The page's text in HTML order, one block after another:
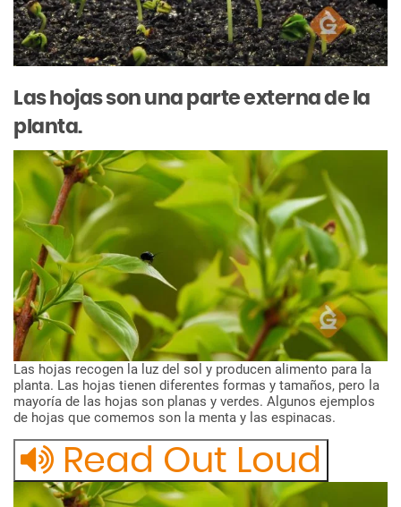
Las hojas son una parteexternade la
planta.
Las hojas recogen la luz del sol y producen alimento para la
planta. Las hojas tienen diferentes formas y tamaños, pero la
mayoría de las hojas son planas y verdes. Algunos ejemplos
de hojas que comemos son la menta y las espinacas.
Read Out Loud